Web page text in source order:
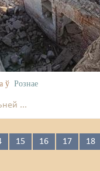
ў Рознае
...
15 16 17 18